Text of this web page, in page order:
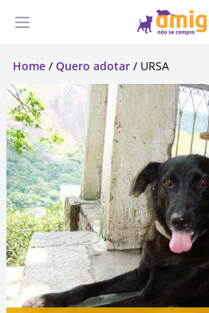
Abrir menu
Home / Quero adotar / URSA